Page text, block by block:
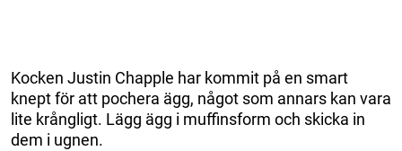
Kocken Justin Chapple har kommit på en smart
knept för att pochera ägg, något som annars kan vara
lite krångligt. Lägg ägg i muffinsform och skicka in
dem i ugnen.